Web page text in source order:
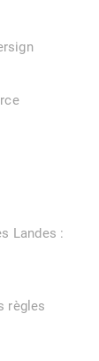
Landes :
règles